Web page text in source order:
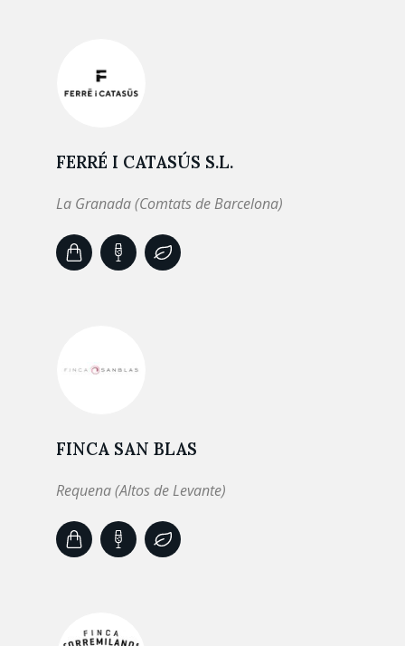
FERRÉ I CATASÚS S.L.
La Granada (Comtats de Barcelona)
FINCA SAN BLAS
Requena (Altos de Levante)